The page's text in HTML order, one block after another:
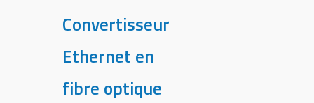
Convertisseur
Ethernet en
fibre optique